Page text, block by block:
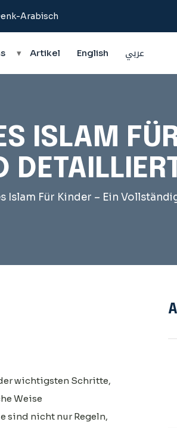
Arabisch
▾ Artikel English عربي
ISLAM
Islam Für Kinder – Ein
wichtigsten Schritte,
Weise
sind nicht nur Regeln,